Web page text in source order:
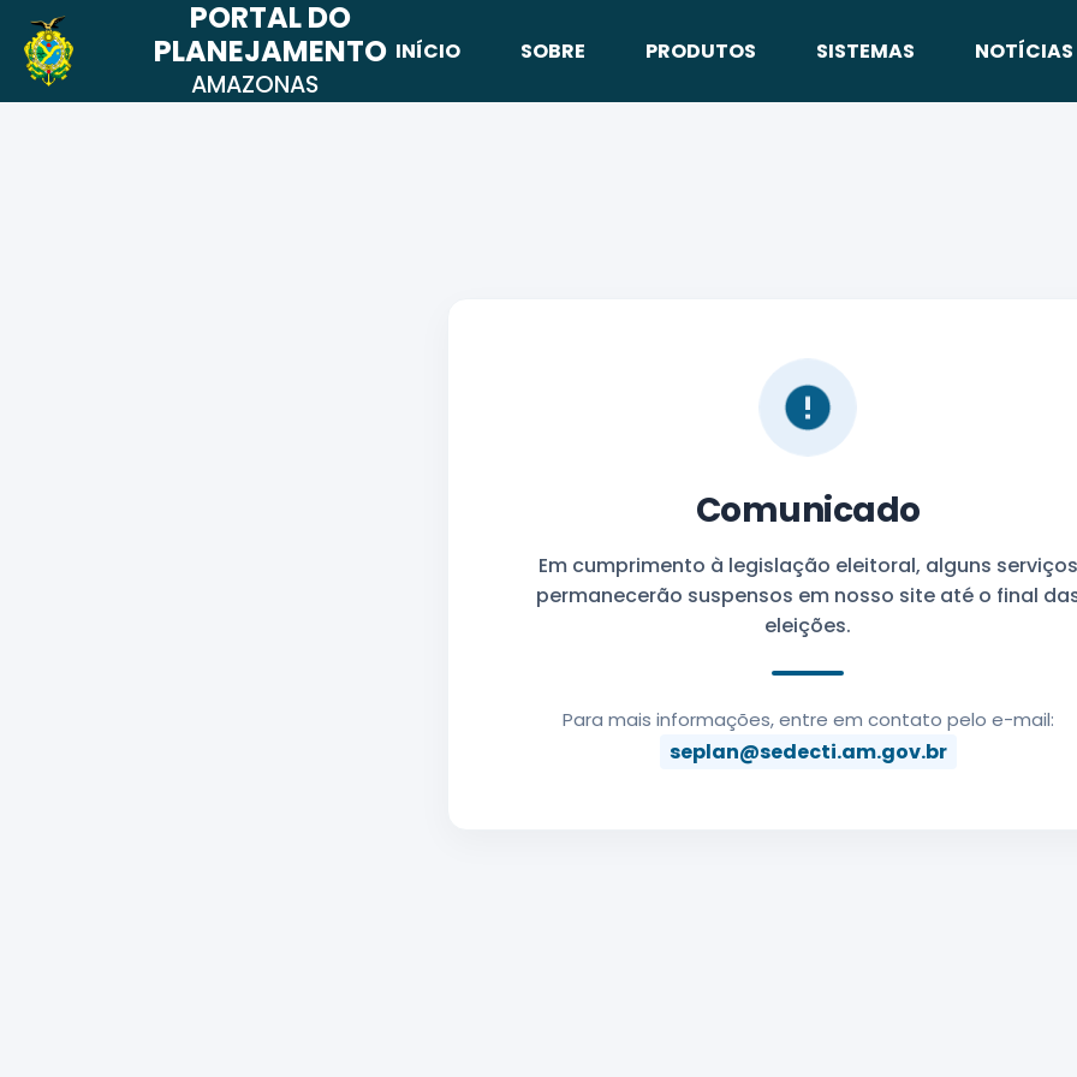
PORTAL DO
PLANEJAMENTO
AMAZONAS
INÍCIO SOBRE PRODUTOS SISTEMAS NOTÍCIAS
Comunicado
Em cumprimento à legislação eleitoral, alguns serviços
permanecerão suspensos em nosso site até o final
eleições.
Para mais informações, entre em contato pelo e-mail:
seplan@sedecti.am.gov.br